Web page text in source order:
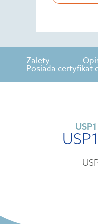
Zalety
Posiada certyfikat